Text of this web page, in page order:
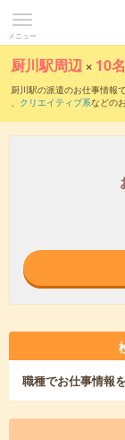
メニュー
厨川駅周辺 × 10
厨川駅の派遣のお仕事情報で
、 クリエイティブ系などの
職種でお仕事情報